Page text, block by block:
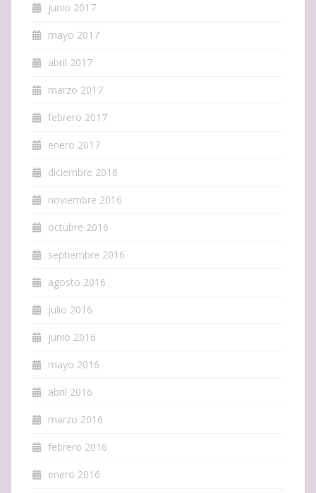
junio 2017
mayo 2017
abril 2017
marzo 2017
febrero 2017
enero 2017
diciembre 2016
noviembre 2016
octubre 2016
septiembre 2016
agosto 2016
julio 2016
junio 2016
mayo 2016
abril 2016
marzo 2016
febrero 2016
enero 2016